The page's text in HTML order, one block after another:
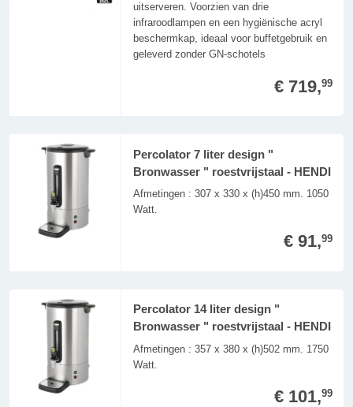
uitserveren. Voorzien van drie
infraroodlampen en een hygiënische acryl
beschermkap, ideaal voor buffetgebruik en
geleverd zonder GN-schotels
€ 719,99
Percolator 7 liter design "
Bronwasser " roestvrijstaal - HENDI
Afmetingen : 307 x 330 x (h)450 mm. 1050
Watt.
€ 91,99
Percolator 14 liter design "
Bronwasser " roestvrijstaal - HENDI
Afmetingen : 357 x 380 x (h)502 mm. 1750
Watt.
€ 101,99